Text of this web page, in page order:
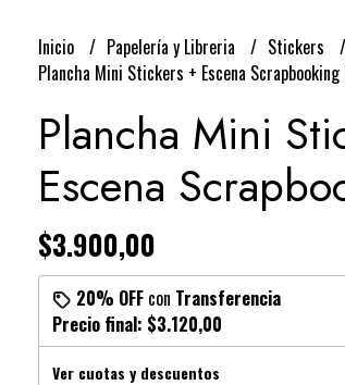
Inicio Papelería y Libreria
Stickers
Plancha Mini Stickers + Escena Scrapbooking
Plancha Mini
Escena
$3.900,00
20% OFFcon Transferencia
Precio final: $3.120,00
Ver cuotas y descuentos